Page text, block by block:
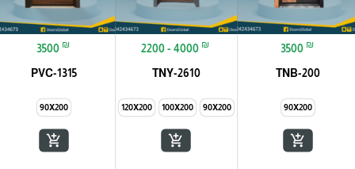
3500 ₪
TNB-200
90X200
add_shopping_cart
2200 - 4000 ₪
TNY-2610
90X200
100X200
120X200
add_shopping_cart
3500 ₪
PVC-1315
90X200
add_shopping_cart